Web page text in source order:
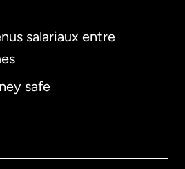
salariaux entre
safe